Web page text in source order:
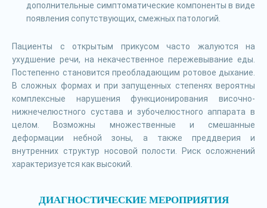
дополнительные симптоматические компоненты в виде
появления сопутствующих, смежных патологий.
Пациенты с открытым прикусом часто жалуются на
ухудшение речи, на некачественное пережевывание еды.
Постепенно становится преобладающим ротовое дыхание.
В сложных формах и при запущенных степенях вероятны
комплексные нарушения функционирования височно-
нижнечелюстного сустава и зубочелюстного аппарата в
целом. Возможны множественные и смешанные
деформации небной зоны, а также преддверия и
внутренних структур носовой полости. Риск осложнений
характеризуется как высокий.
ДИАГНОСТИЧЕСКИЕ МЕРОПРИЯТИЯ